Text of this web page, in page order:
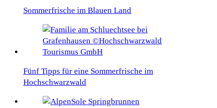
Sommerfrische im Blauen Land
Fünf Tipps für eine Sommerfrische im
Hochschwarzwald